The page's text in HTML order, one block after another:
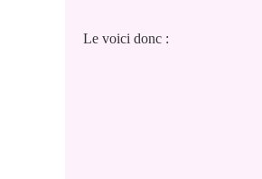
Le voici donc :